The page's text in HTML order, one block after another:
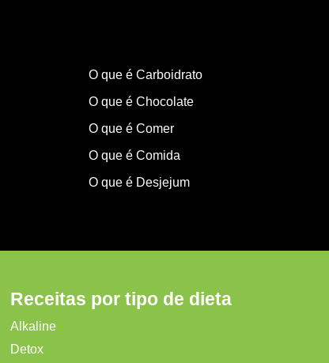
O que é Carboidrato
O que é Chocolate
O que é Comer
O que é Comida
O que é Desjejum
Receitas por tipo de dieta
Alkaline
Detox